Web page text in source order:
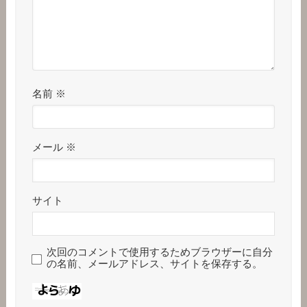
名前 ※
メール ※
サイト
次回のコメントで使用するためブラウザーに自分
の名前、メールアドレス、サイトを保存する。